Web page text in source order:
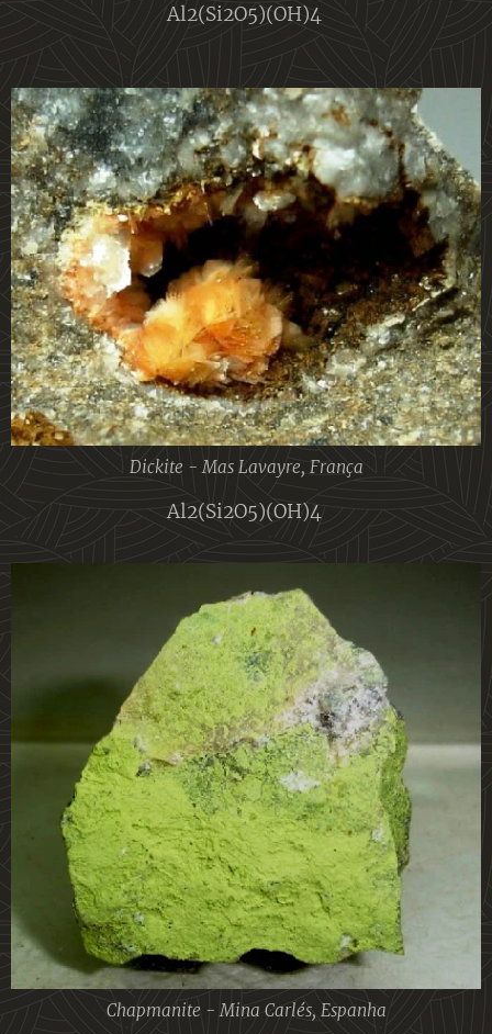
Al2(Si2O5)(OH)4
Dickite - Mas Lavayre, França
Al2(Si2O5)(OH)4
Chapmanite - Mina Carlés, Espanha